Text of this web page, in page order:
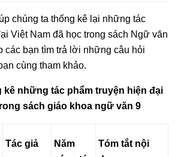
chúng ta thống kê lại những tác
Việt Nam đã học trong sách Ngữ văn
các bạn tìm trả lời những câu hỏi
cùng tham khảo.
kê những tác phẩm truyện hiện đại
sách giáo khoa ngữ văn 9
Tác giả
Năm
Tóm tắt nội